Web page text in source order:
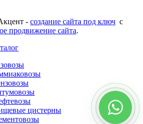
- создание сайта под ключ с
продвижение сайта.
цистерны